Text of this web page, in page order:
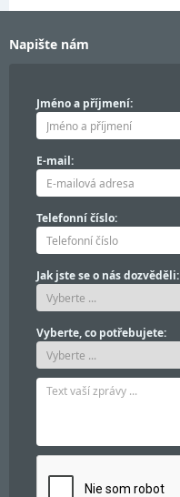
Napište nám
Jméno a příjmení:
E-mail:
Telefonní číslo:
Jak jste se o nás dozvěděli:
Vyberte, co potřebujete: